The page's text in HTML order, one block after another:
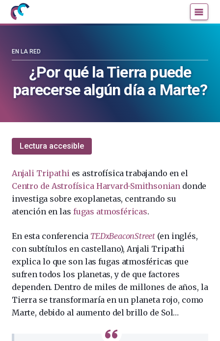
Mujeres
con
Cultura
Científica
la
blog
Cultura
Científica
la
¿Por qué la Tierra puede
parecerse algún día a Marte?
EN LA RED
Lectura accesible
Anjali Tripathies astrofísica trabajando en el
Centro de Astrofísica Harvard-Smithsonian donde
investiga sobre exoplanetas, centrando su
atención en lasfugas atmosféricas.
En esta conferencia TEDxBeaconStreet (en inglés,
con subtítulos en castellano), Anjali Tripathi
explica lo que son las fugas atmosféricas que
sufren todos los planetas, y de que factores
dependen. Dentro de miles de millones de años, la
Tierra se transformaría en un planeta rojo, como
Marte, debido al aumento del brillo de Sol…